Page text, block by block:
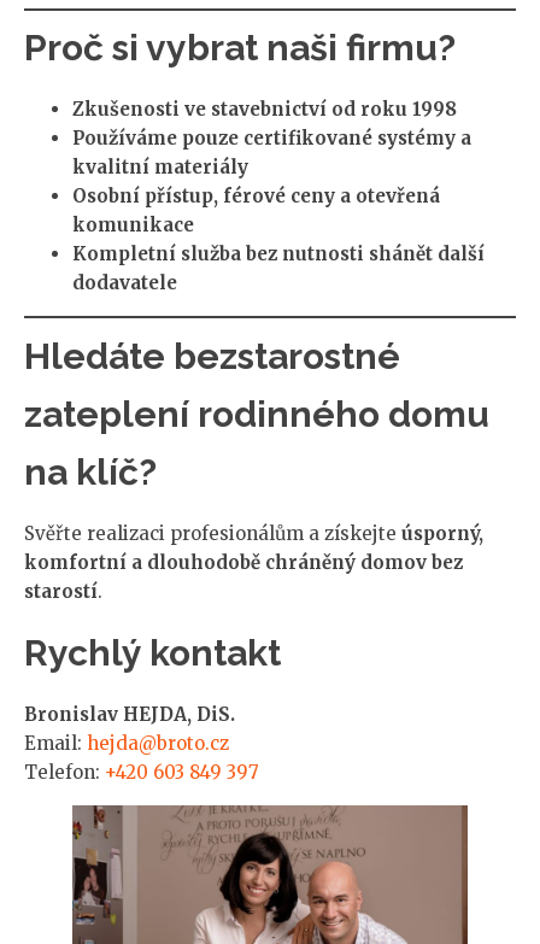
Proč si vybrat naši firmu?
Zkušenosti ve stavebnictví od roku 1998
Používáme pouze certifikované systémy a
kvalitní materiály
Osobní přístup, férové ceny a otevřená
komunikace
Kompletní služba bez nutnosti shánět další
dodavatele
Hledáte bezstarostné
zateplení rodinného domu
na klíč?
Svěřte realizaci profesionálům a získejte úsporný,
komfortní a dlouhodobě chráněný domov bez
starostí.
Rychlý kontakt
Bronislav HEJDA, DiS.
Email: hejda@broto.cz
Telefon: +420 603 849 397